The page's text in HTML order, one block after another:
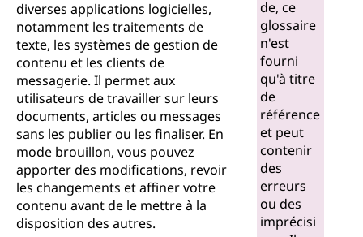
u
diverses applications logicielles,
notamment les traitements de
texte, les systèmes de gestion de
contenu et les clients de
messagerie. Il permet aux
utilisateurs de travailler sur leurs
documents, articles ou messages
sans les publier ou les finaliser. En
mode brouillon, vous pouvez
apporter des modifications, revoir
les changements et affiner votre
contenu avant de le mettre à la
disposition des autres.
de, ce
glossaire
n'est
fourni
qu'à titre
de
référence
et peut
contenir
des
erreurs
ou des
imprécisi